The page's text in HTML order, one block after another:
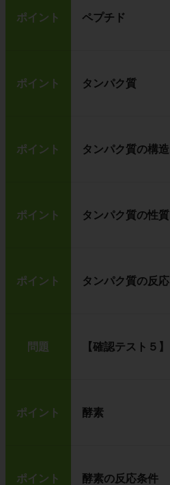
ポイント ペプチド
ポイント タンパク質
ポイント タンパク質の構造
ポイント タンパク質の性質
ポイント タンパク質の反応
問題 【確認テスト５】
ポイント 酵素
ポイント 酵素の反応条件